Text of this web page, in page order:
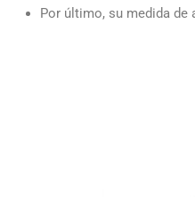
Por último, su medida de